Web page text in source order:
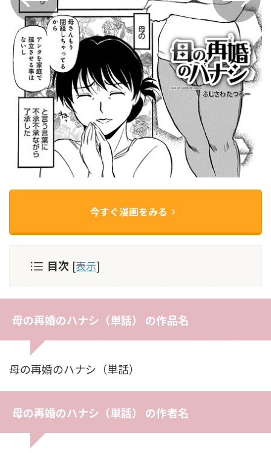
今すぐ漫画をみる
目次 [表示]
母の再婚のハナシ（単話） の作品名
母の再婚のハナシ（単話）
母の再婚のハナシ（単話） の作者名